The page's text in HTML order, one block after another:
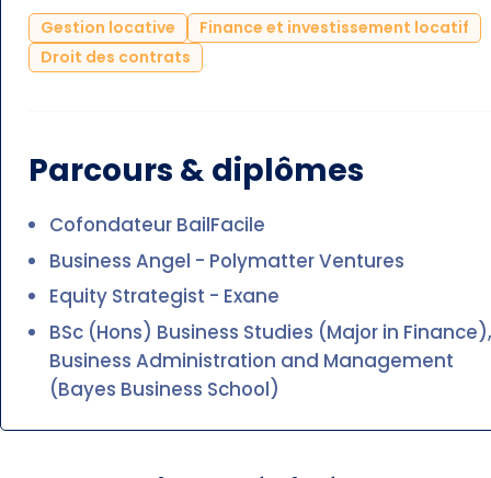
Gestion locative
Finance et investissement locatif
Droit des contrats
Parcours & diplômes
Cofondateur BailFacile
Business Angel - Polymatter Ventures
Equity Strategist - Exane
BSc (Hons) Business Studies (Major in
Business Administration and Management
(Bayes Business School)